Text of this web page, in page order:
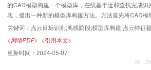
配结果的准确性与可靠性较高。结论结合多重约束条件
存在角度、旋转和尺度变化的影像进行直线匹配过程中
的CAD模型构建一个模型库，在线基于近邻查找完成识
段，提出一种新的模型库构建方法。方法首先将CAD
心，使用多个虚拟相机获取CAD模型在不同视角下的点
角下的点云进行主成分分析并基于主成分分析的结果
切分为多个子部分，这些子部分包含点云的全局及局部
分使用聚类算法获取其最大聚类，去除离群点；最后结
余聚类，减小模型库规模。结果在多个公开数据集上
关键词： 点云目标识别;离线阶段;模型库构建;点云特征
<网络PDF> <引用本文>
更新时间： 2024-05-07
35